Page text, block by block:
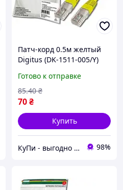
Патч-корд 0.5м желтый
Digitus (DK-1511-005/Y)
Готово к отправке
70₴
85.40 ₴
Купить
КуПи - выгодно в магазине игрушек и техники 98%